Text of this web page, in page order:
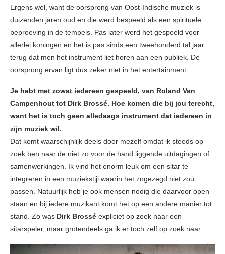
Ergens wel, want de oorsprong van Oost-Indische muziek is
duizenden jaren oud en die werd bespeeld als een spirituele
beproeving in de tempels. Pas later werd het gespeeld voor
allerlei koningen en het is pas sinds een tweehonderd tal jaar
terug dat men het instrument liet horen aan een publiek. De
oorsprong ervan ligt dus zeker niet in het entertainment.
Je hebt met zowat iedereen gespeeld, van Roland Van
Campenhout tot Dirk Brossé. Hoe komen die bij jou terecht,
want het is toch geen alledaags instrument dat iedereen in
zijn muziek wil.
Dat komt waarschijnlijk deels door mezelf omdat ik steeds op
zoek ben naar de niet zo voor de hand liggende uitdagingen of
samenwerkingen. Ik vind het enorm leuk om een sitar te
integreren in een muziekstijl waarin het zogezegd niet zou
passen. Natuurlijk heb je ook mensen nodig die daarvoor open
staan en bij iedere muzikant komt het op een andere manier tot
stand. Zo was Dirk Brossé expliciet op zoek naar een
sitarspeler, maar grotendeels ga ik er toch zelf op zoek naar.